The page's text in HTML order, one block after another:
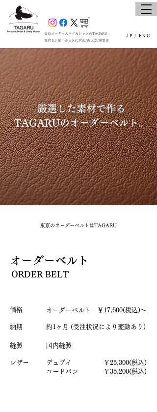
東京オーダースーツ＆シャツのTAGARU
都内３店舗 渋谷区代官山/恵比寿/表参道
ENG
JP /
厳選した素材で作る
TAGARUのオーダーベルト。
東京のオーダーベルトはTAGARU
オーダーベルト
ORDER BELT
​価格
納期
縫製
​レザー
​オーダーベルト ￥17,600(税込)～
約1ヶ月 (受注状況により変動あり)
国内縫製
​デュプイ ￥25,300(税込)
コードバン ￥35,200(税込)